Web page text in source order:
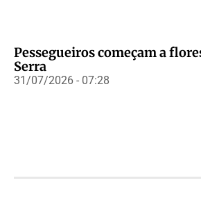
Pessegueiros começam a
Serra
31/07/2026 - 07:28